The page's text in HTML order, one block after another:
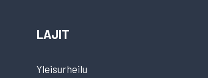
LAJIT
Yleisurheilu